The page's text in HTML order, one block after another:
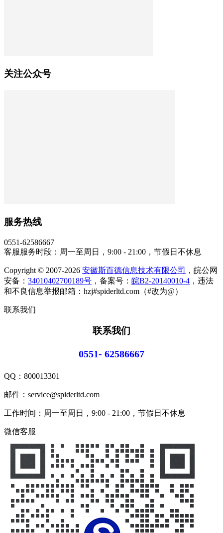
关注公众号
服务热线
0551-62586667
客服服务时段：周一至周日，9:00 - 21:00，节假日不休息
Copyright © 2007-2026 安徽斯百德信息技术有限公司
，皖公网
安备： 34010402700189号 ，备案号： 皖B2-20140010-4 ，违法
和不良信息举报邮箱：hzj#spiderltd.com（#改为@）
联系我们
联系我们
0551- 62586667
QQ： 800013301
邮件：service@spiderltd.com
工作时间：周一至周日，9:00 - 21:00，节假日不休息
微信客服